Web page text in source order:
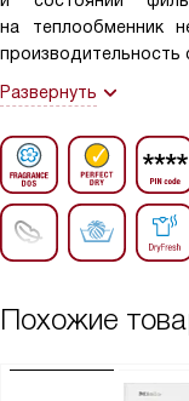
на теплообменник
производительность
Развернуть
Похожие